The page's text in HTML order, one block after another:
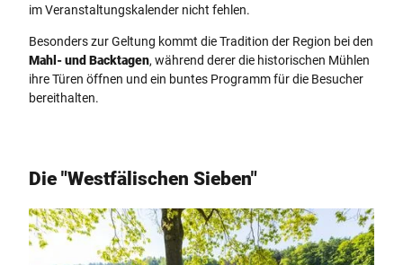
im Veranstaltungskalender nicht fehlen.
Besonders zur Geltung kommt die Tradition der Region bei den
Mahl- und Backtagen, während derer die historischen Mühlen
ihre Türen öffnen und ein buntes Programm für die Besucher
bereithalten.
Die "Westfälischen Sieben"